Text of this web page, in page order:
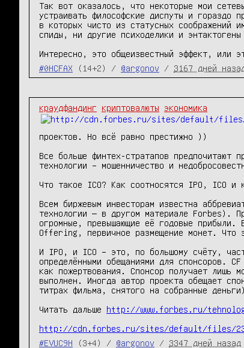
Так вот оказалось, что некоторые мои
устраивать философские диспуты и гораздо
в которых чисто из статусных соображений
спиды, ни другие психоделики и
Интересно, это общеизвестный эффект, или
#0HCFAX
(14+2) / @argonov / 3167 дней
краудфандинг криптовалюты
экономика
проектов. Но всё равно престижно ))
Все больше финтех-стратапов предпочитают
технологии – мошенничество и
Что такое ICO? Как соотносятся IPO, ICO и
Всем биржевым инвесторам известна
технологии — в другом материале Forbes).
огромные, превышающие её годовые
Offering, первичное размещение монет. Что
И IPO, и ICO – это, по большому счёту,
определёнными обещаниями для спонсоров.
как пожертвования. Спонсор получает лишь
выполнен. Иногда автор проекта обещает
титрах фильма, снятого на собранные
Читать дальше http://www.forbes.ru/
http://cdn.forbes.ru/sites/default/files/
#EVUC9H
(3+4) / @argonov / 3347 дней назад